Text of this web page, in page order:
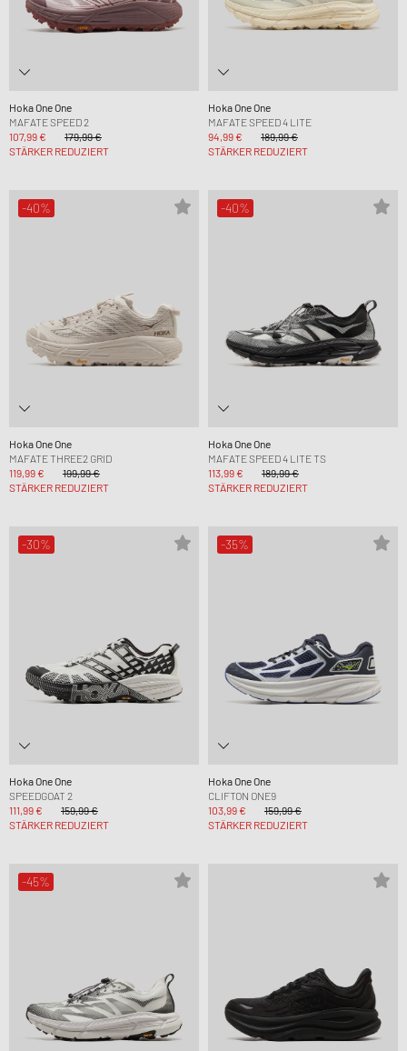
Hoka One One
MAFATE SPEED 2
107,99 €
179,99 €
STÄRKER REDUZIERT
Hoka One One
MAFATE SPEED 4 LITE
94,99 €
189,99 €
STÄRKER REDUZIERT
-40%
Hoka One One
MAFATE THREE2 GRID
119,99 €
199,99 €
STÄRKER REDUZIERT
-40%
Hoka One One
MAFATE SPEED 4 LITE TS
113,99 €
189,99 €
STÄRKER REDUZIERT
-30%
Hoka One One
SPEEDGOAT 2
111,99 €
159,99 €
STÄRKER REDUZIERT
-35%
Hoka One One
CLIFTON ONE9
103,99 €
159,99 €
STÄRKER REDUZIERT
-45%